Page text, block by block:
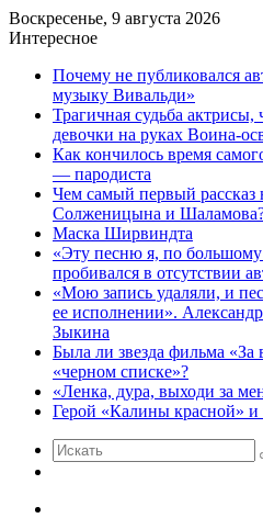
Воскресенье, 9 августа 2026
Интересное
Почему не публиковался
музыку Вивальди»
Трагичная судьба
девочки на руках Воина-
Как кончилось время
— пародиста
Чем самый первый рассказ
Солженицына и
Маска Ширвиндта
«Эту песню я, по большому
пробивался в отсутствии
«Мою запись удаляли, и
ее исполнении».
Зыкина
Была ли звезда фильма «За
«черном списке»?
«Ленка, дура, выходи за
Герой «Калины красной» и